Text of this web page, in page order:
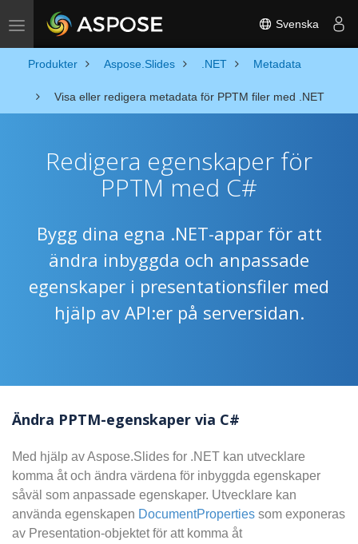
Toggle navigation Svenska
Produkter Aspose.Slides .NET Metadata
Visa eller redigera metadata för PPTM filer med .NET
Redigera egenskaper för
PPTM med C#
Bygg dina egna .NET-appar för att
ändra inbyggda och anpassade
egenskaper i presentationsfiler med
hjälp av API:er på serversidan.
Ändra PPTM-egenskaper via C#
Med hjälp av Aspose.Slides for .NET kan utvecklare
komma åt och ändra värdena för inbyggda egenskaper
såväl som anpassade egenskaper. Utvecklare kan
använda egenskapen DocumentProperties som exponeras
av Presentation-objektet för att komma åt